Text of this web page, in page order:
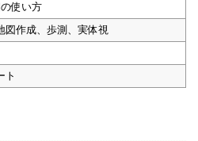
使い方
作成、歩測、実体視
ト